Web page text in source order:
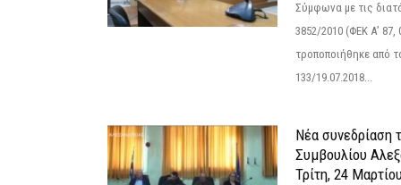
Σύμφωνα με τις
3852/2010 (ΦΕΚ Α’ 87,
τροποποιήθηκε από
133/19.07.2018...
Νέα συνεδρίαση
Συμβουλίου
Τρίτη, 24